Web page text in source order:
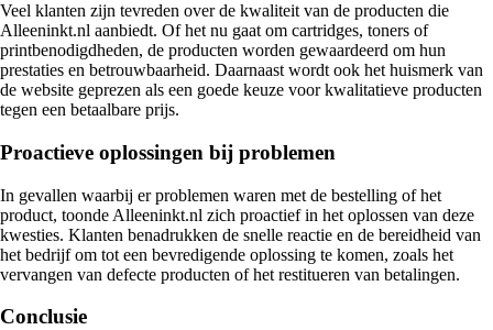
Veel klanten zijn tevreden over de kwaliteit van de producten die
Alleeninkt.nl aanbiedt. Of het nu gaat om cartridges, toners of
printbenodigdheden, de producten worden gewaardeerd om hun
prestaties en betrouwbaarheid. Daarnaast wordt ook het huismerk van
de website geprezen als een goede keuze voor kwalitatieve producten
tegen een betaalbare prijs.
Proactieve oplossingen bij problemen
In gevallen waarbij er problemen waren met de bestelling of het
product, toonde Alleeninkt.nl zich proactief in het oplossen van deze
kwesties. Klanten benadrukken de snelle reactie en de bereidheid van
het bedrijf om tot een bevredigende oplossing te komen, zoals het
vervangen van defecte producten of het restitueren van betalingen.
Conclusie